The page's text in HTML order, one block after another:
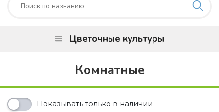
Цветочные культуры
Комнатные
Показывать только в наличии